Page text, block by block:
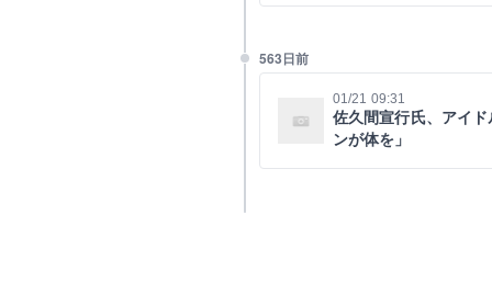
563日前
01/21 09:31
佐久間宣行氏、アイ
ンが体を」